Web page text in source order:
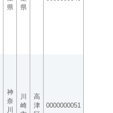
県
県
神
奈
川
川
崎
高
津
0000000051